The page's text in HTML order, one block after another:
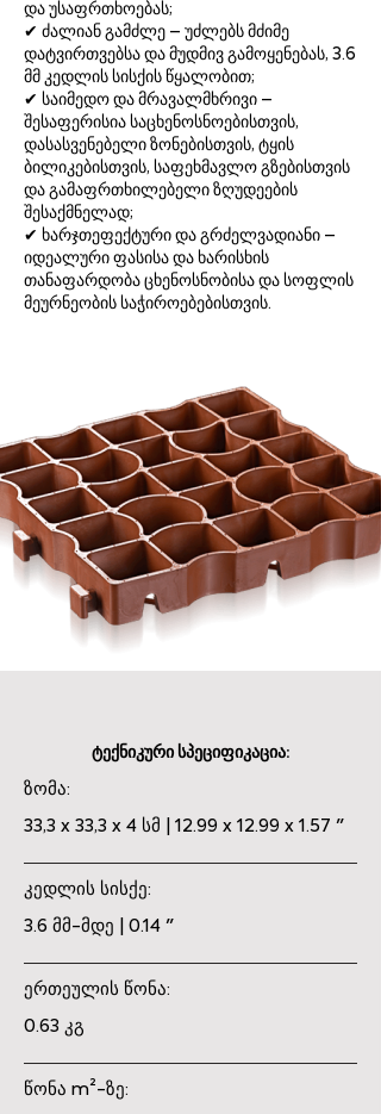
და უსაფრთხოებას;
✔ ძალიან გამძლე – უძლებს მძიმე
დატვირთვებსა და მუდმივ გამოყენებას, 3.6
მმ კედლის სისქის წყალობით;
✔ საიმედო და მრავალმხრივი –
შესაფერისია საცხენოსნოებისთვის,
დასასვენებელი ზონებისთვის, ტყის
ბილიკებისთვის, საფეხმავლო გზებისთვის
და გამაფრთხილებელი ზღუდეების
შესაქმნელად;
✔ ხარჯთეფექტური და გრძელვადიანი –
იდეალური ფასისა და ხარისხის
თანაფარდობა ცხენოსნობისა და სოფლის
მეურნეობის საჭიროებებისთვის.
ტექნიკური სპეციფიკაცია:
ზომა:
33,3 x 33,3 x 4 სმ | 12.99 x 12.99 x 1.57 "
კედლის სისქე:
3.6 მმ-მდე | 0.14 "
ერთეულის წონა:
0.63 კგ
წონა m²-ზე: